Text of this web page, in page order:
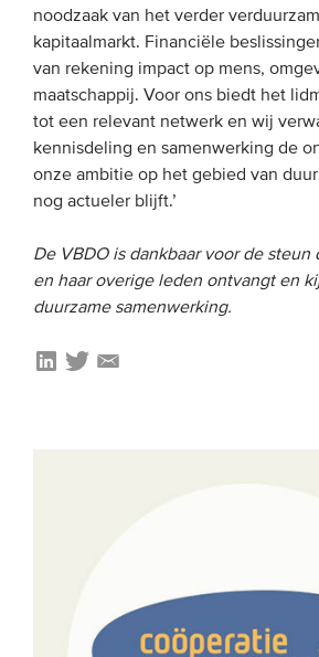
Team
Partners &
WAT WE DOEN
Benchmarking
Kennisdeling
noodzaak van het verder
kapitaalmarkt. Financiële
van rekening impact op mens,
maatschappij. Voor ons biedt het
tot een relevant netwerk en wij
kennisdeling en samenwerking de
onze ambitie op het gebied van
nog actueler blijft.’
De VBDO is dankbaar voor de steun
en haar overige leden ontvangt en
duurzame samenwerking.